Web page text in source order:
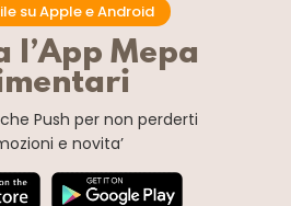
su Apple e Android
l’App Mepa
Push per non perderti
e novita’